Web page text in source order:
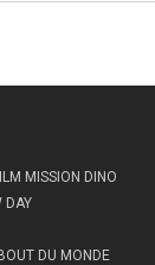
MISSION DINO
DAY
DU MONDE